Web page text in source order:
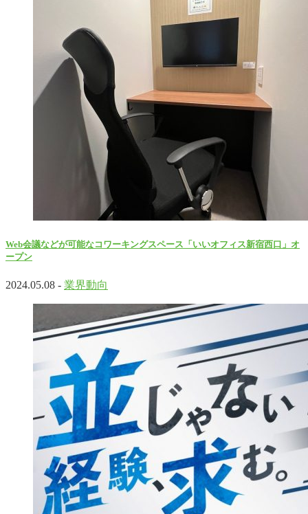
Web会議などが可能なコワーキングスペース「いいオフィス新宿西口」オ
ープン
2024.05.08 - 業界動向